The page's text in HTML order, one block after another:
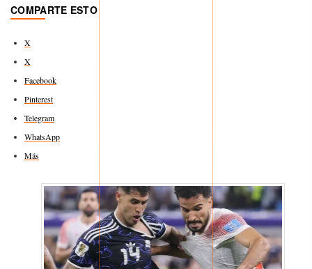
COMPARTE ESTO
X
X
Facebook
Pinterest
Telegram
WhatsApp
Más